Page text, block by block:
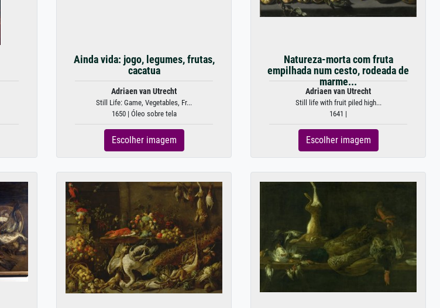
Ainda vida: jogo, legumes, frutas,
cacatua
Adriaen van Utrecht
Still Life: Game, Vegetables, Fr...
1650 | Óleo sobre tela
Escolher imagem
Natureza-morta com fruta
empilhada num cesto, rodeada de
marme...
Adriaen van Utrecht
Still life with fruit piled high...
1641 |
Escolher imagem